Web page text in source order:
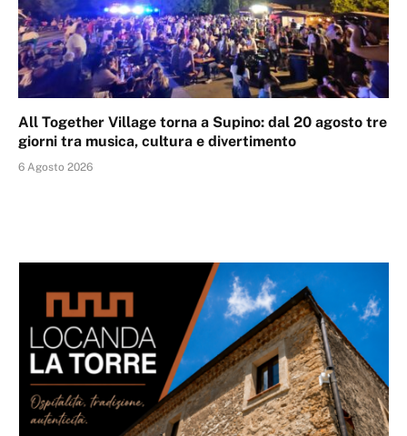
All Together Village torna a Supino: dal 20 agosto tre
giorni tra musica, cultura e divertimento
6 Agosto 2026